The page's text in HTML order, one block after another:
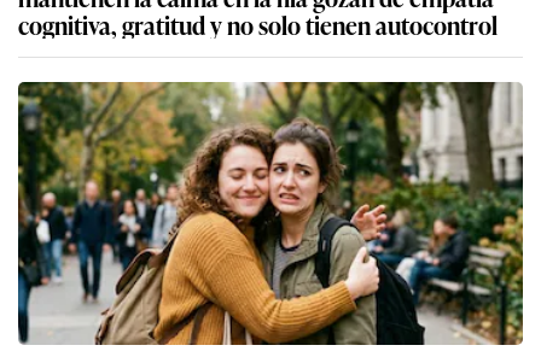
cognitiva, gratitud y no solo tienen autocontrol